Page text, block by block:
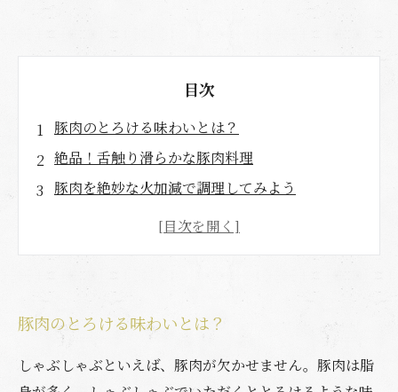
目次
豚肉のとろける味わいとは？
絶品！舌触り滑らかな豚肉料理
豚肉を絶妙な火加減で調理してみよう
口の中でとろける！豚肉の食感に注目
豚肉のとろける味わいとは？
しゃぶしゃぶといえば、豚肉が欠かせません。豚肉は脂